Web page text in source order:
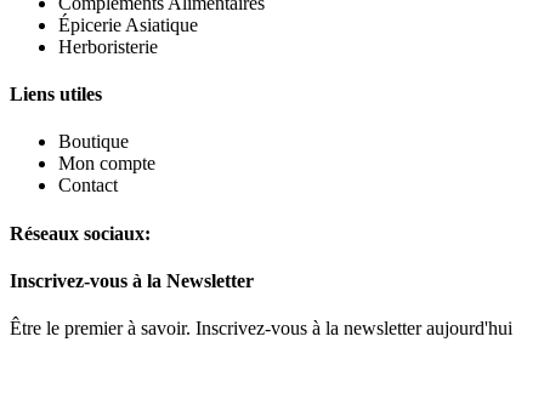
Épicerie Asiatique
Herboristerie
Liens utiles
Boutique
Mon compte
Contact
Réseaux sociaux:
Inscrivez-vous à la Newsletter
Être le premier à savoir. Inscrivez-vous à la newsletter aujourd'hui